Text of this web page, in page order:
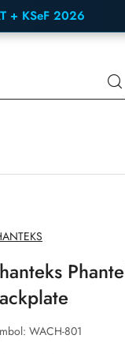
+ KSeF 2026
WACH-801